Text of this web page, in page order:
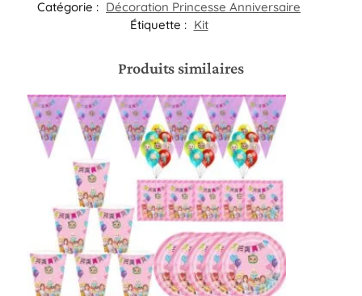
Catégorie : Décoration Princesse Anniversaire
Étiquette : Kit
Produits similaires